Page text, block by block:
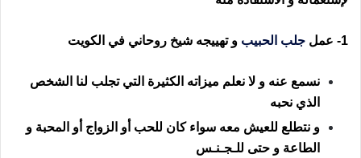
1- عمل جلب الحبيب و تهييجه شيخ روحاني في الكويت
نسمع عنه و لا نعلم ميزاته الكثيرة التي تجلب لنا الشخص
الذي نحبه
و نتطلع للعيش معه سواء كان للحب أو الزواج أو المحبة و
الطاعة و حتى للـجـنـس